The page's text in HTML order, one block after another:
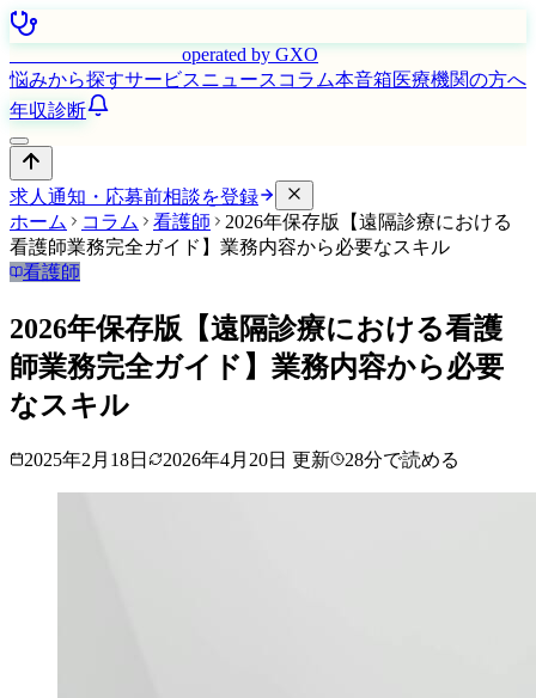
operated by GXO
悩みから探すサービスニュース コラム本音箱医療機関の方へ
年収診断
求人通知・応募前相談を登録
ホーム
コラム 看護師
2026年保存版【遠隔診療における
看護師業務完全ガイド】業務内容から必要なスキル
看護師
2026年保存版【遠隔診療における看護
師業務完全ガイド】業務内容から必要
なスキル
2025年2月18日 2026年4月20日 更新 28分で読める